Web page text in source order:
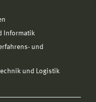
Informatik
und
und Logistik